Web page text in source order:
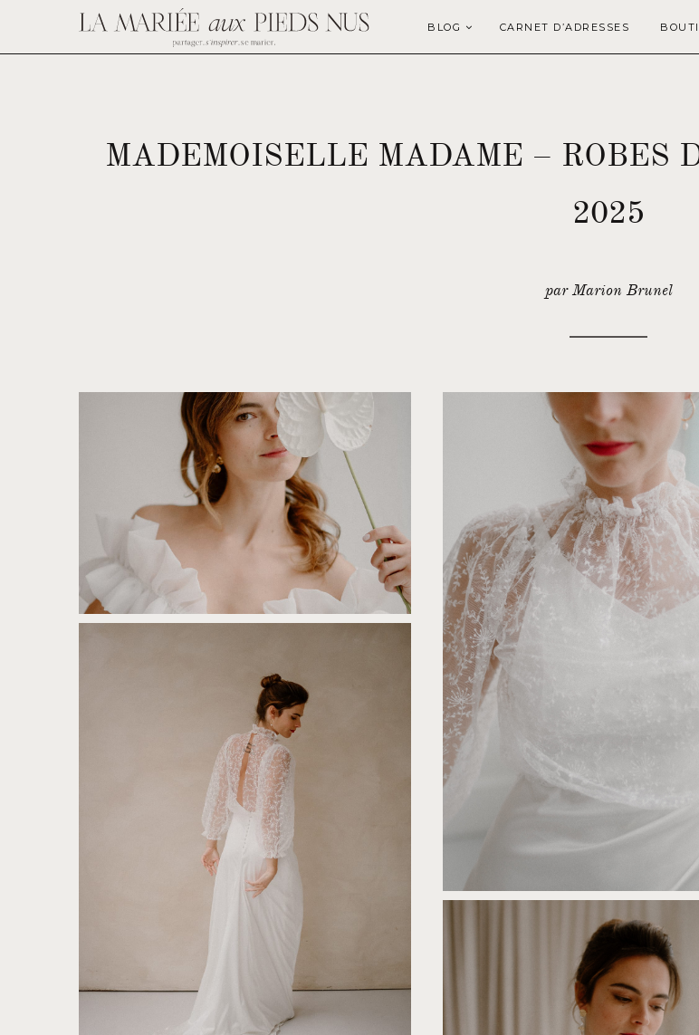
BLOG CARNET D’ADRESSES
MADEMOISELLE MADAME – ROBES
2025
par Marion Brunel